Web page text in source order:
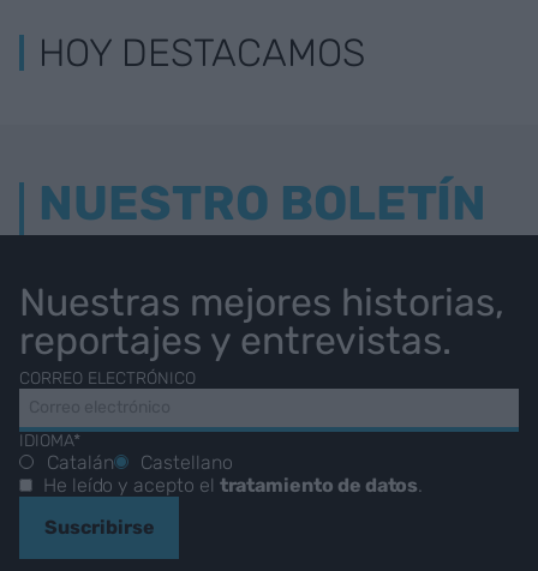
HOY DESTACAMOS
NUESTRO BOLETÍN
Nuestras mejores historias,
reportajes y entrevistas.
CORREO ELECTRÓNICO
IDIOMA*
Catalán
Castellano
He leído y acepto el tratamiento de datos.
Suscribirse